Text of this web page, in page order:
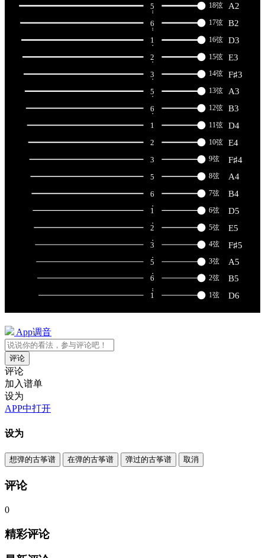
App调音
评论
评论
加入谱单
设为
APP中打开
设为
想弹的古筝谱 在弹的古筝谱 弹过的古筝谱 取消
评论
0
精彩评论